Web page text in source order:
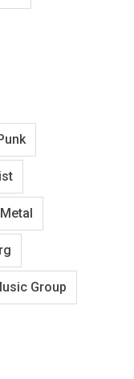
Group